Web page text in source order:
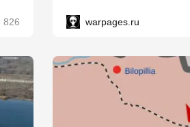
826 warpages.ru